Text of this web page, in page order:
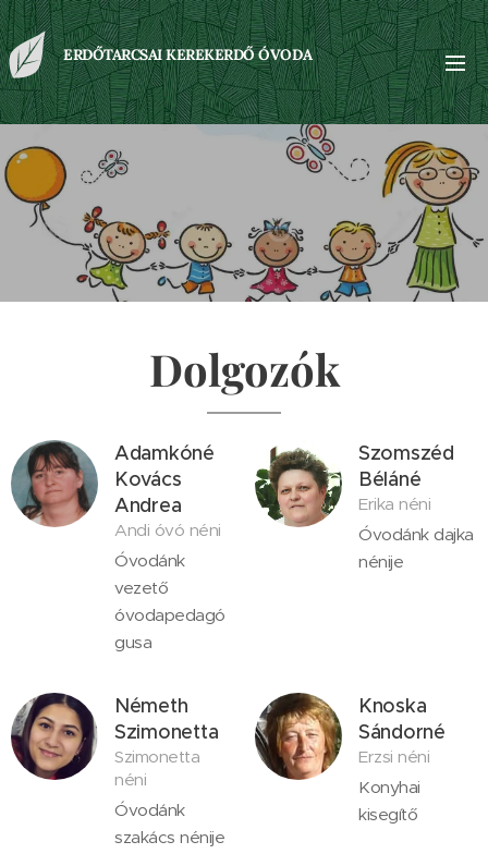
ERDŐTARCSAI KEREKERDŐ ÓVODA
Dolgozók
Adamkóné
Kovács
Andrea
Andi óvó néni
Óvodánk
vezető
óvodapedagó
gusa
Szomszéd
Béláné
Erika néni
Óvodánk dajka
nénije
Németh
Szimonetta
Szimonetta
néni
Óvodánk
szakács nénije
Knoska
Sándorné
Erzsi néni
Konyhai
kisegítő